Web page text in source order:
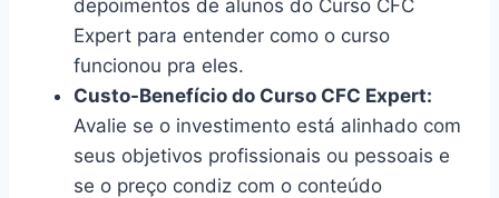
depoimentos de alunos do Curso CFC
Expert para entender como o curso
funcionou pra eles.
Custo-Benefício do Curso CFC Expert:
Avalie se o investimento está alinhado com
seus objetivos profissionais ou pessoais e
se o preço condiz com o conteúdo